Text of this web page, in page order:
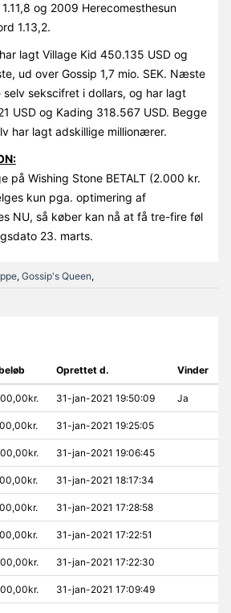
og 2009 Herecomesthesun
1.13,2.
lagt Village Kid 450.135 USD og
ud over Gossip 1,7 mio. SEK. Næste
sekscifret i dollars, og har lagt
USD og Kading 318.567 USD. Begge
har lagt adskillige millionærer.
på Wishing Stone BETALT (2.000 kr.
kun pga. optimering af
NU, så køber kan nå at få tre-fire føl
23. marts.
, Gossip's Queen,
Oprettet d. Vinder
31-jan-2021 19:50:09 Ja
31-jan-2021 19:25:05
31-jan-2021 19:06:45
31-jan-2021 18:17:34
31-jan-2021 17:28:58
31-jan-2021 17:22:51
31-jan-2021 17:22:30
31-jan-2021 17:09:49